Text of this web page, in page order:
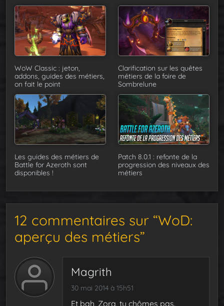
WoW Classic : jeton,
addons, guides des métiers,
on fait le point
Clarification sur les quêtes
métiers de la foire de
Sombrelune
Les guides des métiers de
Battle for Azeroth sont
disponibles !
Patch 8.0.1 : refonte de la
progression des niveaux des
métiers
12 commentaires sur “WoD:
aperçu des métiers”
Magrith
30 mai 2014 à 15h51
Et bah, Zora, tu chômes pas.